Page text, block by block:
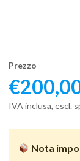
Prezzo
€
IVA inclusa, escl.
Nota